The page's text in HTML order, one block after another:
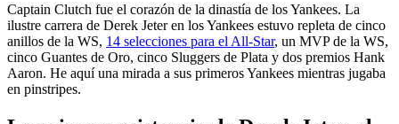
Captain Clutch fue el corazón de la dinastía de los Yankees. La
ilustre carrera de Derek Jeter en los Yankees estuvo repleta de cinco
anillos de la WS, 14 selecciones para el All-Star, un MVP de la WS,
cinco Guantes de Oro, cinco Sluggers de Plata y dos premios Hank
Aaron. He aquí una mirada a sus primeros Yankees mientras jugaba
en pinstripes.